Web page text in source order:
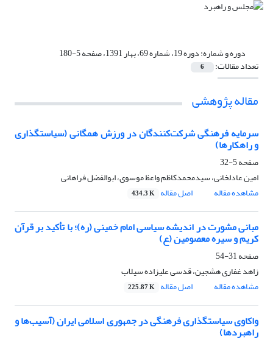
دوره و شماره:دوره 19، شماره 69، بهار 1391، صفحه 5-180
تعداد مقالات: 6
مقاله پژوهشی
سرمایه فرهنگی شرکت‌کنندگان در ورزش همگانی (سیاستگذاری
و راهکارها)
صفحه5-32
امین عادلخانی، سیدمحمدکاظم واعظ موسوی، ابوالفضل فراهانی
مشاهده مقاله
اصل مقاله 434.3 K
مبانی مشورت در اندیشه سیاسی امام خمینی (ره)؛ با تأکید بر قرآن
کریم و سیره معصومین (ع)
صفحه31-54
زاهد غفاری هشجین، قدسی علیزاده سیلاب
مشاهده مقاله
اصل مقاله 225.87 K
واکاوی سیاستگذاری فرهنگی در جمهوری اسلامی ایران (آسیب‌ها و
راهبردها)